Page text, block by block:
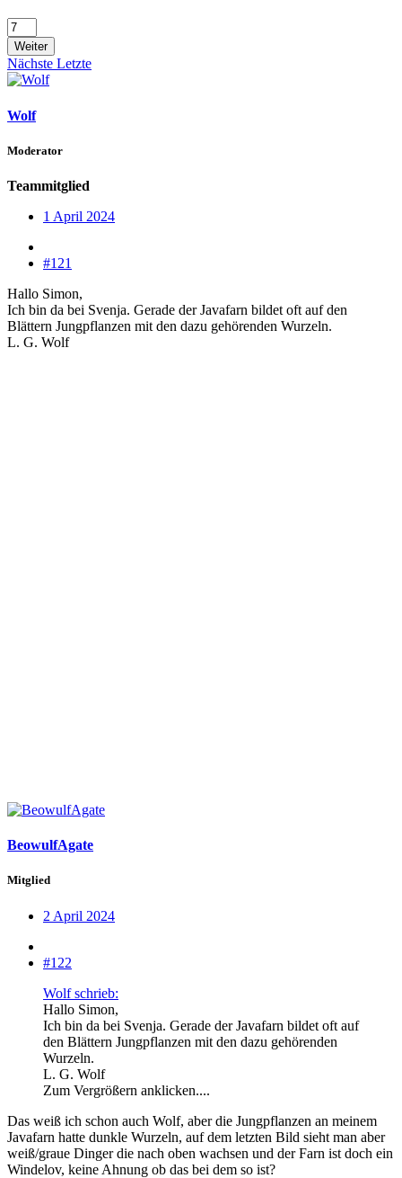
Weiter
Nächste Letzte
Wolf
Moderator
Teammitglied
1 April 2024
#121
Hallo Simon,
Ich bin da bei Svenja. Gerade der Javafarn bildet oft auf den
Blättern Jungpflanzen mit den dazu gehörenden Wurzeln.
L. G. Wolf
BeowulfAgate
Mitglied
2 April 2024
#122
Wolf schrieb:
Hallo Simon,
Ich bin da bei Svenja. Gerade der Javafarn bildet oft auf
den Blättern Jungpflanzen mit den dazu gehörenden
Wurzeln.
L. G. Wolf
Zum Vergrößern anklicken....
Das weiß ich schon auch Wolf, aber die Jungpflanzen an meinem
Javafarn hatte dunkle Wurzeln, auf dem letzten Bild sieht man aber
weiß/graue Dinger die nach oben wachsen und der Farn ist doch ein
Windelov, keine Ahnung ob das bei dem so ist?